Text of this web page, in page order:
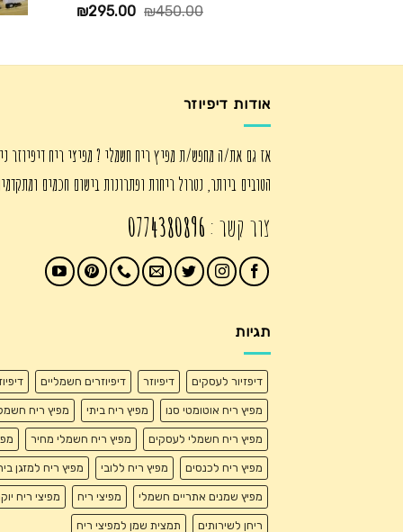
₪450.00
המחיר
₪450.00.
₪295.00
המחיר
₪295.00.
אודות דיפיוזר
אז גם את/ה מחפש/ת מפיץ ריח חשמלי ? מפיצי ריח דיפיוזר
הטובים ביותר, נטרול ריחות ופתרונות בישום חכמים
צור קשר : 0774380896
תגיות
דיפזיור לעסקים דיפיוזר דיפיוזרים חשמליים
מפיץ ריח אוטומטי סנו מפיץ ריח ביתי מפיץ ריח
מפיץ ריח חשמלי לעסקים מפיץ ריח חשמלי מחיר
מפיץ ריח לכנסים מפיץ ריח ללובי מפיץ ריח למזגן
מפיץ שמנים אתריים חשמלי מפיצי ריח מפיצי ריח
ריחן לשירותים תמצית שמן למפיצי ריח